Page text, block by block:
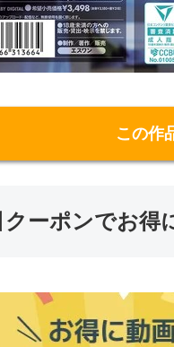
この作
ーポンでお得